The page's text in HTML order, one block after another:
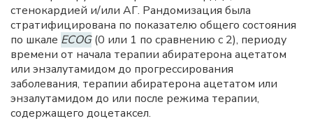
стенокардией и/или АГ. Рандомизация была
стратифицирована по показателю общего состояния
по шкале ECOG(0 или 1 по сравнению с 2), периоду
времени от начала терапии абиратерона ацетатом
или энзалутамидом до прогрессирования
заболевания, терапии абиратерона ацетатом или
энзалутамидом до или после режима терапии,
содержащего доцетаксел.